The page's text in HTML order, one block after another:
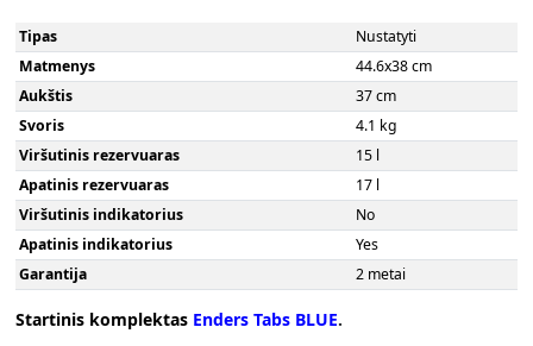
Tipas
Nustatyti
Matmenys
44.6x38 cm
Aukštis
37 cm
Svoris
4.1 kg
Viršutinis rezervuaras
15 l
Apatinis rezervuaras
17 l
Viršutinis indikatorius
No
Apatinis indikatorius
Yes
Garantija
2 metai
Startinis komplektas Enders Tabs BLUE.